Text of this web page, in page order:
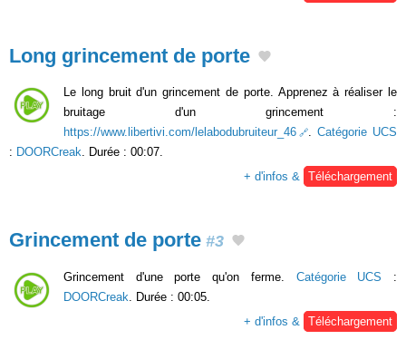
Long grincement de porte
Le long bruit d'un grincement de porte. Apprenez à réaliser le
bruitage d'un grincement :
https://www.libertivi.com/lelabodubruiteur_46
. Catégorie UCS
: DOORCreak. Durée : 00:07.
+ d'infos & Téléchargement
Grincement de porte #3
Grincement d'une porte qu'on ferme. Catégorie UCS :
DOORCreak. Durée : 00:05.
+ d'infos & Téléchargement